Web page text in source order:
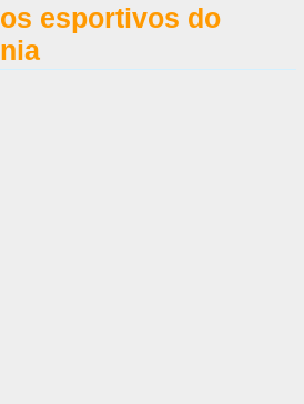
esportivos do